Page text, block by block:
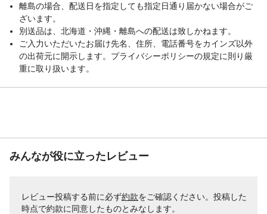
離島の場合、配送日を指定しても指定日通り届かない場合がご
ざいます。
別送品は、北海道・沖縄・離島への配送は致しかねます。
ご入力いただいたお届け先名、住所、電話番号をカインズ以外
の出荷元に開示します。プライバシーポリシーの規定に則り厳
重に取り扱います。
みんなが役に立ったレビュー
レビュー投稿する前に必ず約款をご確認ください。投稿した
時点で約款に同意したものとみなします。